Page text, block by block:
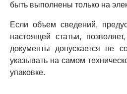
быть выполнены только на
Если объем сведений,
настоящей статьи,
документы допускается не
указывать на самом
упаковке.